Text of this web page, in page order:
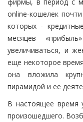
фирмы, в период с
online-кошелек
которых -
месяцев
увеличиваться, и
еще некоторое
она вложила
пирамидой и ее
В настоящее время
произошедшего.